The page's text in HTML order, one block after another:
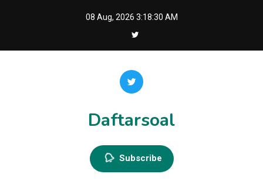
08 Aug, 2026 3:18:31 AM
Daftarsoal
Subscribe